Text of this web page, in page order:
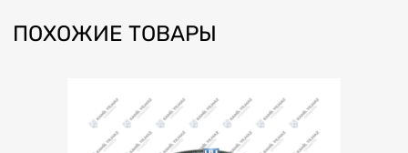
ПОХОЖИЕ ТОВАРЫ